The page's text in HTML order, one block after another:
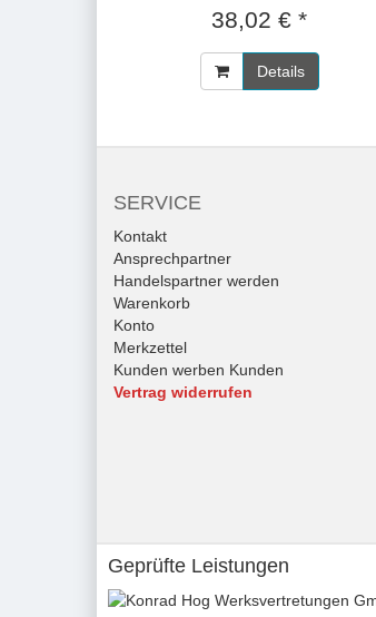
38,02 € *
Details
SERVICE
Kontakt
Ansprechpartner
Handelspartner werden
Warenkorb
Konto
Merkzettel
Kunden werben Kunden
Vertrag widerrufen
Geprüfte Leistungen